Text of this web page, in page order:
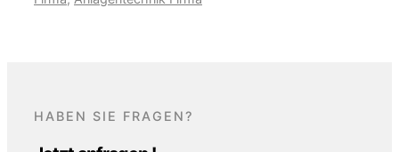
HABEN SIE FRAGEN?